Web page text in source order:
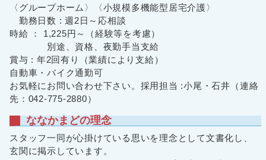
〈グループホーム〉〈小規模多機能型居宅介護〉
勤務日数 : 週2日～応相談
時給 ： 1,225円～（経験等を考慮）
別途、資格、夜勤手当支給
賞与 : 年2回有り（業績により支給）
自動車・バイク通勤可
お気軽にお問い合わせ下さい。採用担当 :小尾・石井（連絡
先：042-775-2880）
ななかまどの理念
スタッフ一同が心掛けている思いを理念として文書化し、
玄関に掲示しています。